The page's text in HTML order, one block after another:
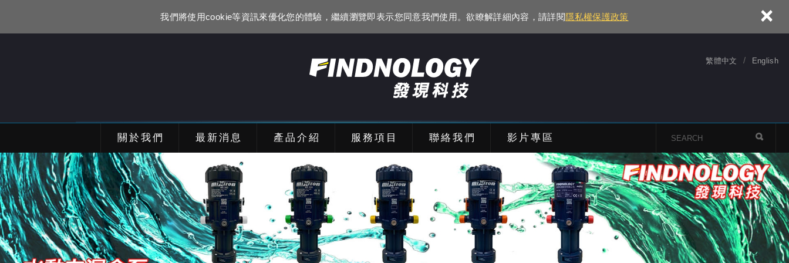
我們將使用cookie等資訊來優化您的體驗，繼續瀏覽即表示您同意我們使用。欲瞭解詳細內容，請詳閱隱私權保護政策 ×
繁體中文 English
關於我們 最新消息 產品介紹 服務項目 聯絡我們 影片專區